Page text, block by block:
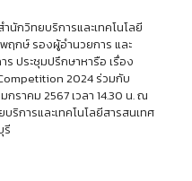
นักวิทยบริการและเทคโนโลยี
กษ์ รองผู้อำนวยการ และ
ประชุมปรึกษาหารือ เรื่อง
2024 ร่วมกับ
ราคม 2567 เวลา 14.30 น. ณ
ริการและเทคโนโลยีสารสนเทศ
รี